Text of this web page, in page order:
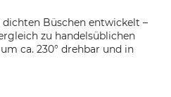
Büschen entwickelt –
zu handelsüblichen
ca. 230° drehbar und in